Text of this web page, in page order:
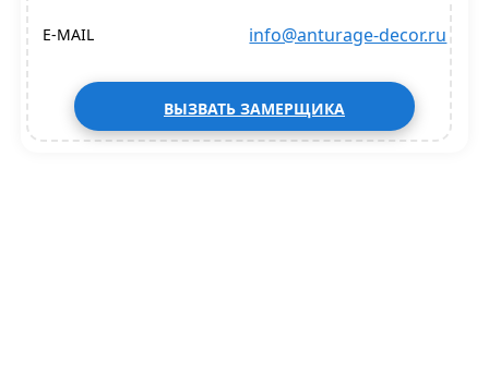
E-MAIL info@anturage-decor.ru
ВЫЗВАТЬ ЗАМЕРЩИКА